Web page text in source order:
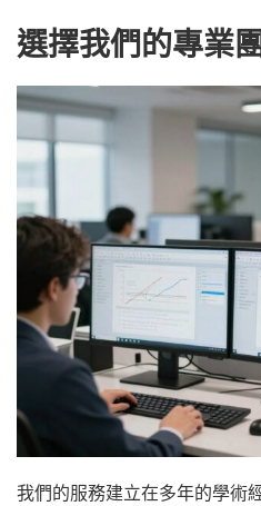
選擇我們的專業
我們的服務建立在多年的學術